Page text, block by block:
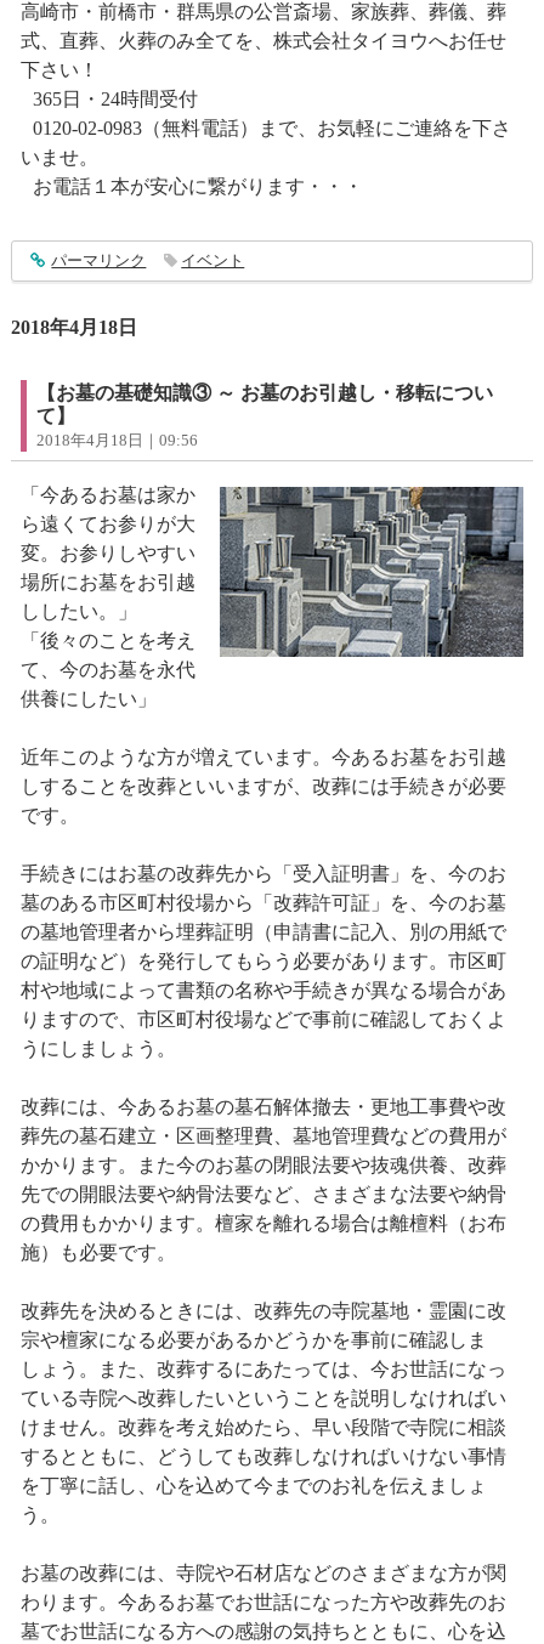
高崎市・前橋市・群馬県の公営斎場、家族葬、葬儀、葬
式、直葬、火葬のみ全てを、株式会社タイヨウへお任せ
下さい！
365日・24時間受付
0120-02-0983（無料電話）まで、お気軽にご連絡を下さ
いませ。
お電話１本が安心に繋がります・・・
entry1379
パーマリンク イベント
2018年4月18日
【お墓の基礎知識③ ～ お墓のお引越し・移転につい
て】
2018年4月18日｜09:56
「今あるお墓は家か
ら遠くてお参りが大
変。お参りしやすい
場所にお墓をお引越
ししたい。」
「後々のことを考え
て、今のお墓を永代
供養にしたい」
近年このような方が増えています。今あるお墓をお引越
しすることを改葬といいますが、改葬には手続きが必要
です。
手続きにはお墓の改葬先から「受入証明書」を、今のお
墓のある市区町村役場から「改葬許可証」を、今のお墓
の墓地管理者から埋葬証明（申請書に記入、別の用紙で
の証明など）を発行してもらう必要があります。市区町
村や地域によって書類の名称や手続きが異なる場合があ
りますので、市区町村役場などで事前に確認しておくよ
うにしましょう。
改葬には、今あるお墓の墓石解体撤去・更地工事費や改
葬先の墓石建立・区画整理費、墓地管理費などの費用が
かかります。また今のお墓の閉眼法要や抜魂供養、改葬
先での開眼法要や納骨法要など、さまざまな法要や納骨
の費用もかかります。檀家を離れる場合は離檀料（お布
施）も必要です。
改葬先を決めるときには、改葬先の寺院墓地・霊園に改
宗や檀家になる必要があるかどうかを事前に確認しま
しょう。また、改葬するにあたっては、今お世話になっ
ている寺院へ改葬したいということを説明しなければい
けません。改葬を考え始めたら、早い段階で寺院に相談
するとともに、どうしても改葬しなければいけない事情
を丁寧に話し、心を込めて今までのお礼を伝えましょ
う。
お墓の改葬には、寺院や石材店などのさまざまな方が関
わります。今あるお墓でお世話になった方や改葬先のお
墓でお世話になる方への感謝の気持ちとともに、心を込